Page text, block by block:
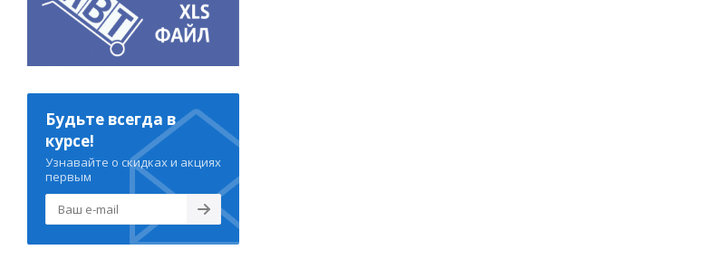
Будьте всегда в
курсе!
Узнавайте о скидках и акциях
первым